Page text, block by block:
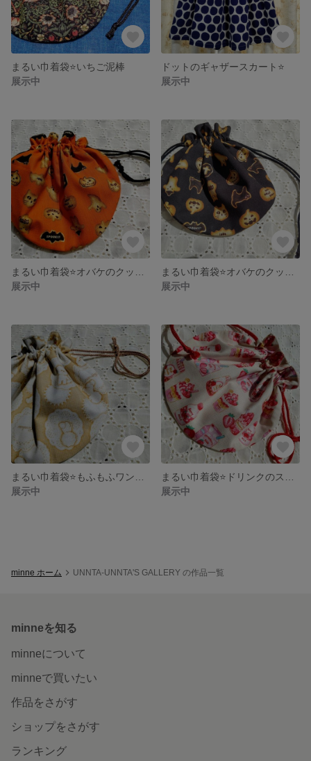
まるい巾着袋⭐️いちご泥棒
展示中
ドットのギャザースカート⭐️
展示中
展示中
展示中
展示中
展示中
minne ホーム UNNTA-UNNTA'S GALLERY の作品一覧
minneを知る
minneについて
minneで買いたい
作品をさがす
ショップをさがす
ランキング